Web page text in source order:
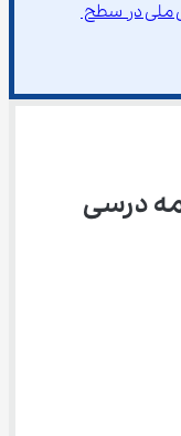
ملی در سطح
درسی